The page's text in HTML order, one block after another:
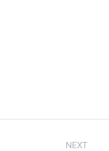
NEXT